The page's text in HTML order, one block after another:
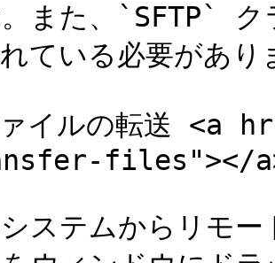
また、`SFTP`
ている必要があり
ァイルの転送
files"></
ステムからリモ